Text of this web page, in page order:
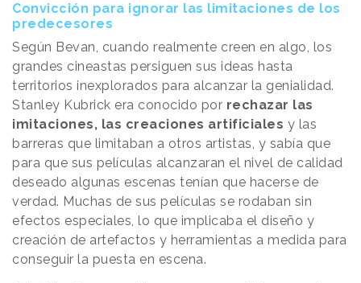
Convicción para ignorar las limitaciones de los
predecesores
Según Bevan, cuando realmente creen en algo, los
grandes cineastas persiguen sus ideas hasta
territorios inexplorados para alcanzar la genialidad.
Stanley Kubrick era conocido por rechazar las
imitaciones, las creaciones artificiales y las
barreras que limitaban a otros artistas, y sabía que
para que sus películas alcanzaran el nivel de calidad
deseado algunas escenas tenían que hacerse de
verdad. Muchas de sus películas se rodaban sin
efectos especiales, lo que implicaba el diseño y
creación de artefactos y herramientas a medida para
conseguir la puesta en escena.